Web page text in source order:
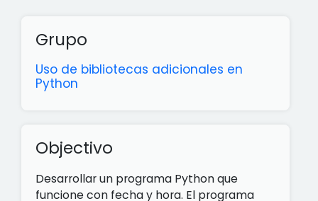
Grupo
Uso de bibliotecas adicionales en
Python
Objectivo
Desarrollar un programa Python que
funcione con fecha y hora. El programa